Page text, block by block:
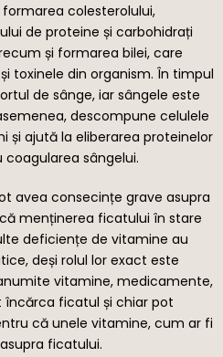
colesterolului,
de proteine și carbohidrați
și formarea bilei, care
toxinele din organism. În timpul
de sânge, iar sângele este
descompune celulele
și ajută la eliberarea proteinelor
sângelui.
avea consecințe grave asupra
menținerea ficatului în stare
deficiențe de vitamine au
deși rolul lor exact este
vitamine, medicamente,
încărca ficatul și chiar pot
că unele vitamine, cum ar fi
ficatului.